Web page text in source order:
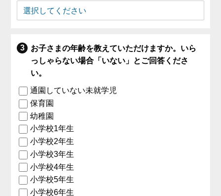
お子さまの年齢を教えていただけますか。いら
っしゃらない場合「いない」とご回答くださ
い。
通園していない未就学児
保育園
幼稚園
小学校1年生
小学校2年生
小学校3年生
小学校4年生
小学校5年生
小学校6年生